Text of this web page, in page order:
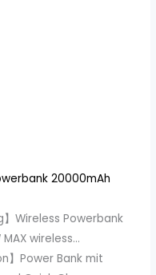
20000mAh
】Wireless Powerbank
wireless...
】Power Bank mit